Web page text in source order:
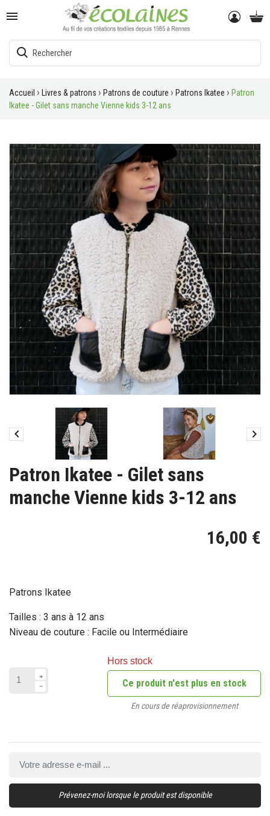

Accueil Livres & patrons Patrons de couture Patrons Ikatee
Patron
Ikatee - Gilet sans manche Vienne kids 3-12 ans
 
Patron Ikatee - Gilet sans
manche Vienne kids 3-12 ans
16,00 €
Patrons Ikatee
Tailles : 3 ans à 12 ans
Niveau de couture : Facile ou Intermédiaire
Hors stock
Ce produit n'est plus en stock
En cours de réaprovisionnement
Prévenez-moi lorsque le produit est disponible